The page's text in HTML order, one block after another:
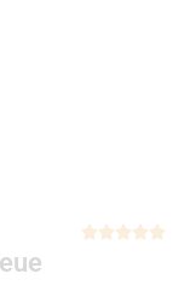
